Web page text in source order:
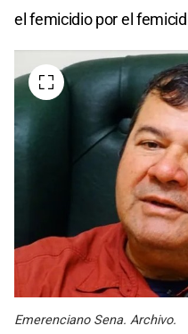
el femicidio por el
Emerenciano Sena. Archivo.